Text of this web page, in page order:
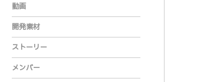
動画
開発素材
ストーリー
メンバー